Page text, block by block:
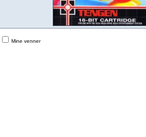
Mine venner